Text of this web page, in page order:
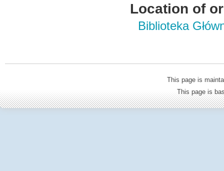
Location of
Biblioteka
This page is
This page is